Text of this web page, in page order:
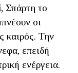
Σπάρτη το
οι
καιρός. Την
επειδή
ενέργεια.